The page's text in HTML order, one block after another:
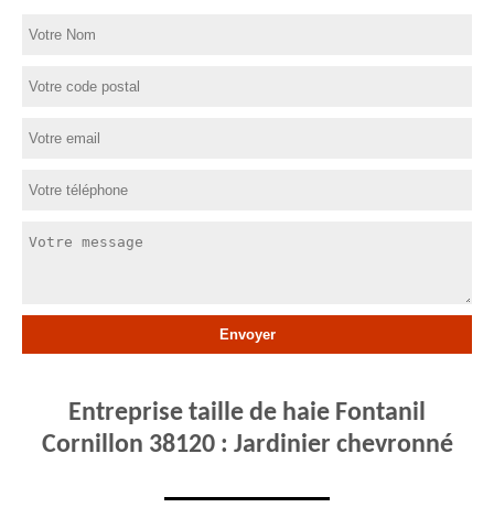
Entreprise taille de haie Fontanil
Cornillon 38120 : Jardinier chevronné